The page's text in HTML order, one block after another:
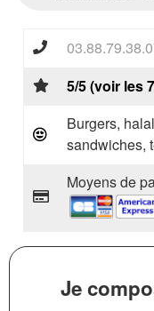
5/5 (voir les
Burgers,
sandwiches,
Moyens de
Je